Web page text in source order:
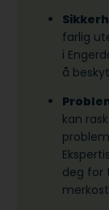
farlig
i
å
kan
deg for